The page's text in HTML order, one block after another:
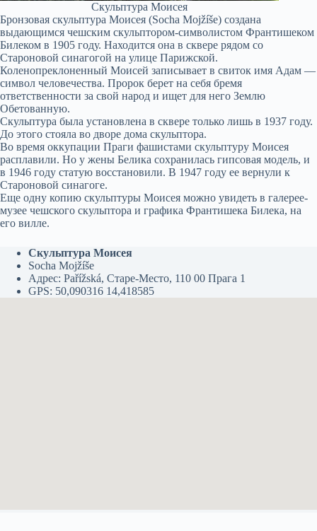
Скульптура Моисея
Бронзовая скульптура Моисея (Socha Mojžíše) создана
выдающимся чешским скульптором-символистом Франтишеком
Билеком в 1905 году. Находится она в сквере рядом со
Староновой синагогой на улице Парижской.
Коленопреклоненный Моисей записывает в свиток имя Адам —
символ человечества. Пророк берет на себя бремя
ответственности за свой народ и ищет для него Землю
Обетованную.
Скульптура была установлена в сквере только лишь в 1937 году.
До этого стояла во дворе дома скульптора.
Во время оккупации Праги фашистами скульптуру Моисея
расплавили. Но у жены Белика сохранилась гипсовая модель, и
в 1946 году статую восстановили. В 1947 году ее вернули к
Староновой синагоге.
Еще одну копию скульптуры Моисея можно увидеть в галерее-
музее чешского скульптора и графика Франтишека Билека, на
его вилле.
Скульптура Моисея
Socha Mojžíše
Адрес: Pařížská, Старе-Место, 110 00 Прага 1
GPS: 50,090316 14,418585